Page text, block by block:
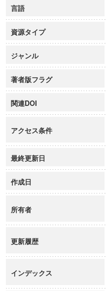
言語
資源タイプ
ジャンル
著者版フラグ
関連DOI
アクセス条件
最終更新日
作成日
所有者
更新履歴
インデックス